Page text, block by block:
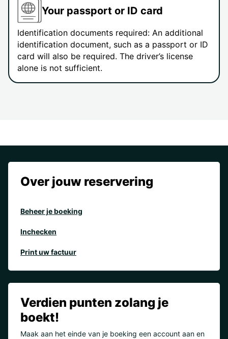
Your passport or ID card
Identification documents required: An additional
identification document, such as a passport or ID
card will also be required. The driver’s license
alone is not sufficient.
Over jouw reservering
Beheer je boeking
Inchecken
Print uw factuur
Verdien punten zolang je
boekt!
Maak aan het einde van je boeking een account aan en